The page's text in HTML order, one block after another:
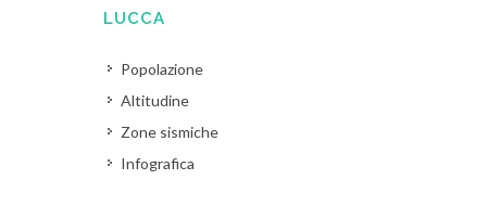
LUCCA
Popolazione
Altitudine
Zone sismiche
Infografica